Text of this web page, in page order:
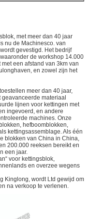
met meer dan 40 jaar
nu de Machinesco. van
gevestigd. Het bedrijf
de workshop 14.000
een afstand van 3km van
en zowel zijn het
meer dan 40 jaar,
materiaal
lijnen voor kettingen met
ingevoerd, en andere
machines. Onze
hefboomblokken,
kettingsassemblage. Als één
blokken van China in China,
200.000 reeksen bereikt en
een jaar.
voor kettingsblok,
en overzee wegens
Kinglong, wordt Ltd gewijd om
na verkoop te verlenen.